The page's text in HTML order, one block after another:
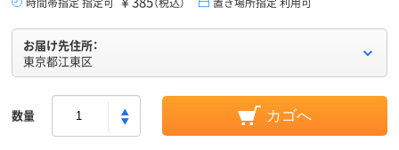
お届け先住所：
東京都江東区
数量 カゴへ